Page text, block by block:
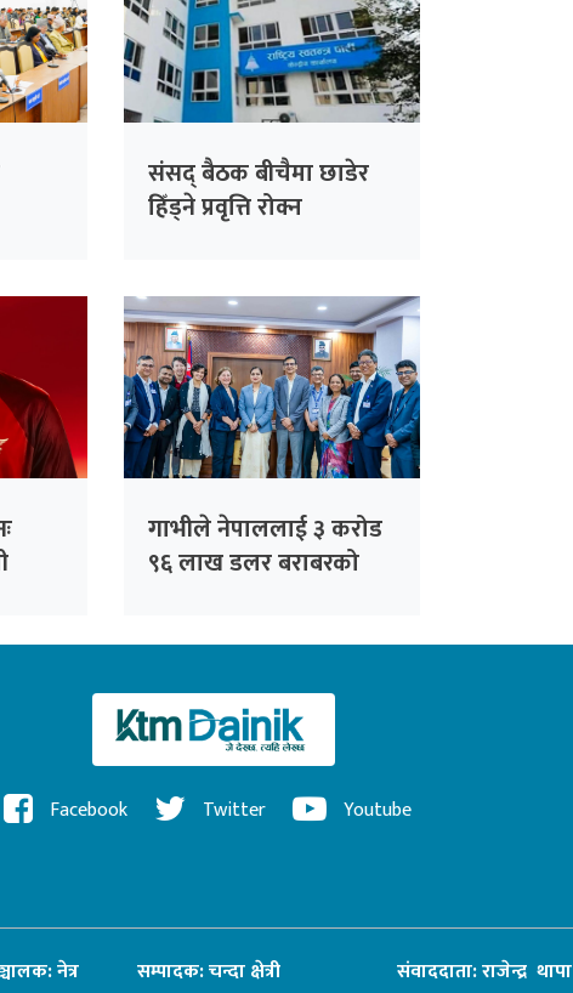
संसद् बैठक बीचैमा छाडेर
हिँड्ने प्रवृत्ति रोक्न
विश्लेषण गरिँदै
गाभीले नेपाललाई ३ करोड
९६ लाख डलर बराबरको
Facebook Twitter Youtube
नेत्र सम्पादक: चन्दा क्षेत्री संवाददाता: राजेन्द्र थापा